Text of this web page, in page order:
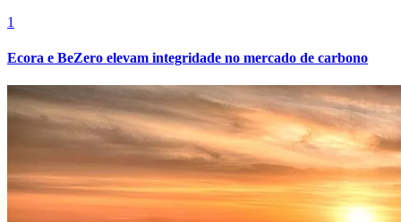
1
Ecora e BeZero elevam integridade no mercado de carbono